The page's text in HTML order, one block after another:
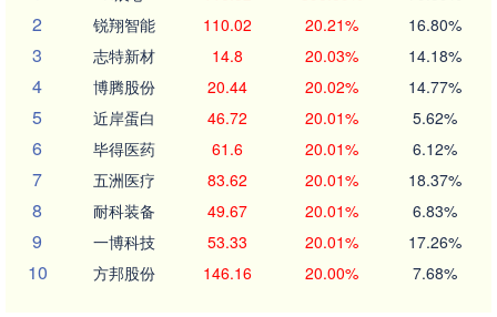
2 锐翔智能 110.02 20.21% 16.80%
3 志特新材 14.8 20.03% 14.18%
4 博腾股份 20.44 20.02% 14.77%
5 近岸蛋白 46.72 20.01% 5.62%
6 毕得医药 61.6 20.01% 6.12%
7 五洲医疗 83.62 20.01% 18.37%
8 耐科装备 49.67 20.01% 6.83%
9 一博科技 53.33 20.01% 17.26%
10 方邦股份 146.16 20.00% 7.68%